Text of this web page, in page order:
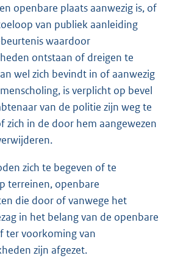
openbare plaats aanwezig is, of
van publiek aanleiding
waardoor
ontstaan of dreigen te
wel zich bevindt in of aanwezig
is verplicht op bevel
van de politie zijn weg te
zich in de door hem aangewezen
zich te begeven of te
terreinen, openbare
die door of vanwege het
in het belang van de openbare
ter voorkoming van
zijn afgezet.